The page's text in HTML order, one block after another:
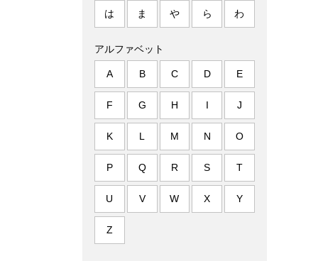
は ま や ら わ
アルファベット
A B C D E
F G H I J
K L M N O
P Q R S T
U V W X Y
Z